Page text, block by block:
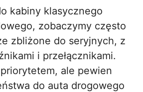
kabiny klasycznego
zobaczymy często
zbliżone do seryjnych, z
i przełącznikami.
ale pewien
do auta drogowego